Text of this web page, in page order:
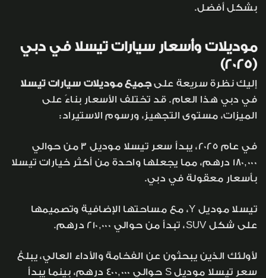
بشكل أفضل.
موديلات وأسعار سيارات تيسلا في دبي
(2025)
إليك نظرة سريعة علىجميع موديلات سيارات تيسلا
في دبي هذا العام. قد تختلف الأسعار بناءً على
الميزات، مستوى التجهيز، ورسوم الاستيراد:
في عام 2025، يبدأ سعر تيسلا موديل 3 من حوالي
180,000 درهم، مما يجعلها واحدة من أكثر خيارات تيسلا
بأسعار معقولة في دبي.
تيسلا موديل Y، مع مساحتها الإضافية وتصميمها
على شكل SUV، تبدأ من حوالي 210,000 درهم.
لأولئك الذين يبحثون عن الفخامة والأداء العالي، يبلغ
سعر تيسلا موديل S حوالي 400,000 درهم، بينما يبدأ